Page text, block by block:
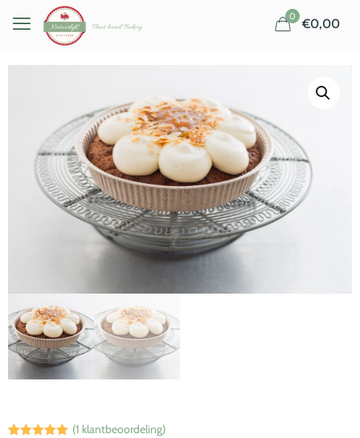
0 €0,00
(1 klantbeoordeling)